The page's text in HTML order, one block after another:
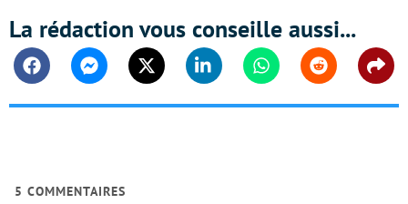
La rédaction vous conseille aussi...
FacebookMessengerTwitter Linkedin WhatsappReddit
5 COMMENTAIRES